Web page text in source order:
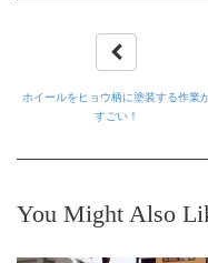
ホイールをヒョウ柄に塗装する作業
すごい！
You Might Also